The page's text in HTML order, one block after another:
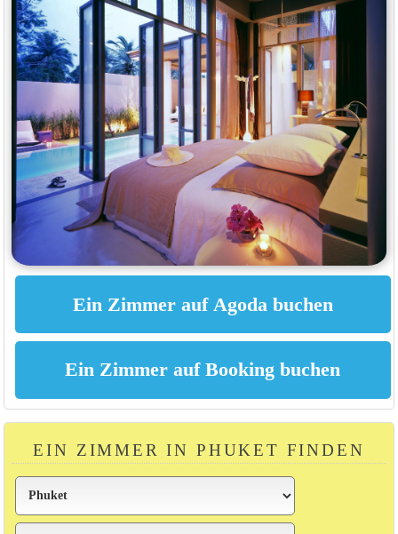
EIN ZIMMER IN PHUKET FINDEN